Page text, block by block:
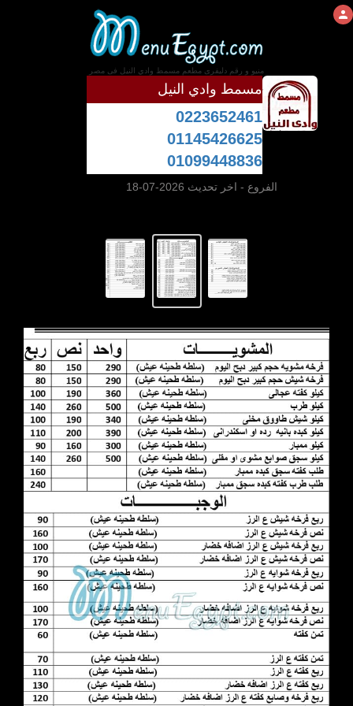
منيو و رقم دليفرى مطعم مسمط وادي النيل فى مصر
مسمط وادي النيل
0223652461
01145426625
01099448836
الفروع - اخر تحديث 2026-07-18